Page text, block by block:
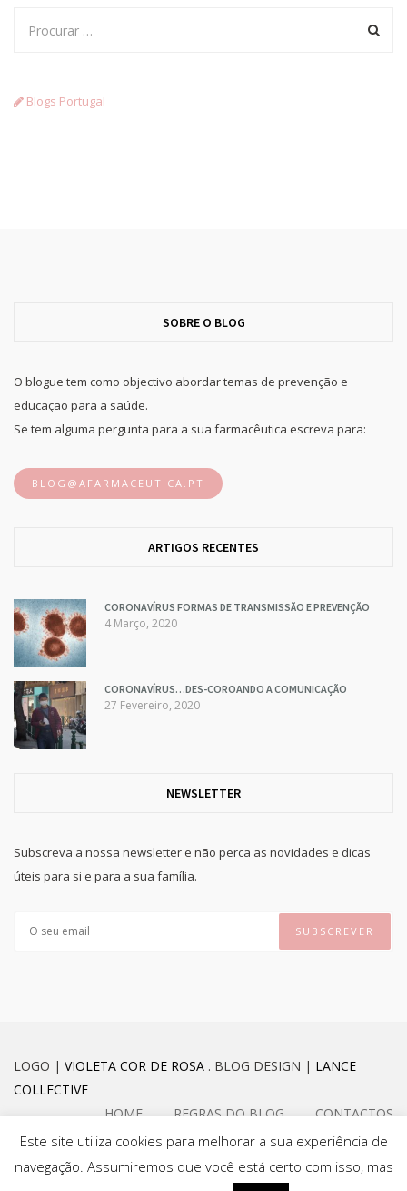
Blogs Portugal
SOBRE O BLOG
O blogue tem como objectivo abordar temas de prevenção e
educação para a saúde.
Se tem alguma pergunta para a sua farmacêutica escreva para:
BLOG@AFARMACEUTICA.PT
ARTIGOS RECENTES
CORONAVÍRUS FORMAS DE TRANSMISSÃO E PREVENÇÃO
4 Março, 2020
CORONAVÍRUS…DES-COROANDO A COMUNICAÇÃO
27 Fevereiro, 2020
NEWSLETTER
Subscreva a nossa newsletter e não perca as novidades e dicas
úteis para si e para a sua família.
LOGO | VIOLETA COR DE ROSA . BLOG DESIGN | LANCE
COLLECTIVE
HOME
REGRAS DO BLOG CONTACTOS
Este site utiliza cookies para melhorar a sua experiência de
navegação. Assumiremos que você está certo com isso, mas